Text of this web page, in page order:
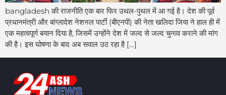
bangladesh की राजनीति एक बार फिर उथल-पुथल में आ गई है। देश की पूर्व
प्रधानमंत्री और बांग्लादेश नेशनल पार्टी (बीएनपी) की नेता खलिदा जिया ने हाल ही में
एक महत्वपूर्ण बयान दिया है, जिसमें उन्होंने देश में जल्द से जल्द चुनाव कराने की मांग
की है। इस घोषणा के बाद अब सवाल उठ रहा है […]